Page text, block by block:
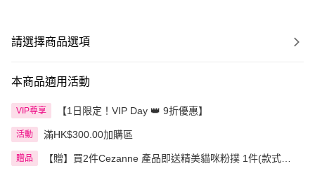
請選擇商品選項
本商品適用活動
VIP尊享 【1日限定！VIP Day 👑 9折優惠】
活動 滿HK$300.00加購區
贈品
【贈】買2件Cezanne 產品即送精美貓咪粉撲 1件(款式隨